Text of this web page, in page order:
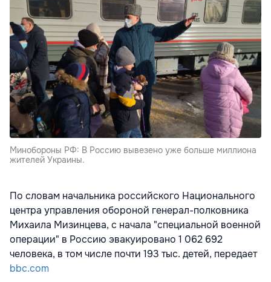
Минобороны РФ: В Россию вывезено уже больше миллиона
жителей Украины.
По словам начальника российского Национального
центра управления обороной генерал-полковника
Михаила Мизинцева, с начала "специальной военной
операции" в Россию эвакуировано 1 062 692
человека, в том числе почти 193 тыс. детей, передает
bbc.com